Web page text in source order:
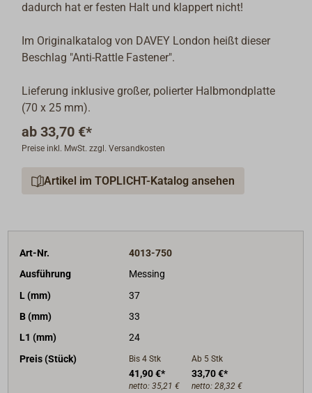
dadurch hat er festen Halt und klappert nicht!
Im Originalkatalog von DAVEY London heißt dieser
Beschlag "Anti-Rattle Fastener".
Lieferung inklusive großer, polierter Halbmondplatte
(70 x 25 mm).
ab 33,70 €*
Preise inkl. MwSt. zzgl. Versandkosten
Artikel im TOPLICHT-Katalog ansehen
Art-Nr.
4013-750
Ausführung
Messing
L (mm)
37
B (mm)
33
L1 (mm)
24
Preis (Stück)
Bis 4 Stk
41,90 €*
netto: 35,21 €
Ab 5 Stk
33,70 €*
netto: 28,32 €